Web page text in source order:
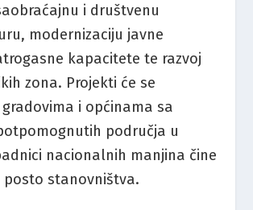
i društvenu
modernizaciju javne
kapacitete te razvoj
zona. Projekti će se
i općinama sa
područja u
nacionalnih manjina čine
posto stanovništva.